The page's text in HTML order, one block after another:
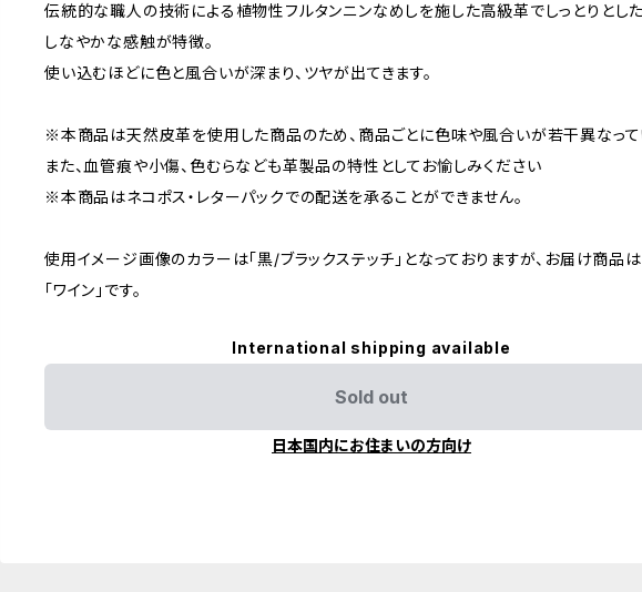
伝統的な職人の技術による植物性フルタンニンなめしを施した高級革でしっとりとし
しなやかな感触が特徴。
使い込むほどに色と風合いが深まり、ツヤが出てきます。
※本商品は天然皮革を使用した商品のため、商品ごとに色味や風合いが若干異なって
また、血管痕や小傷、色むらなども革製品の特性としてお愉しみください
※本商品はネコポス・レターパックでの配送を承ることができません。
使用イメージ画像のカラーは「黒/ブラックステッチ」となっておりますが、お届け商品
「ワイン」です。
International shipping available
Sold out
日本国内にお住まいの方向け